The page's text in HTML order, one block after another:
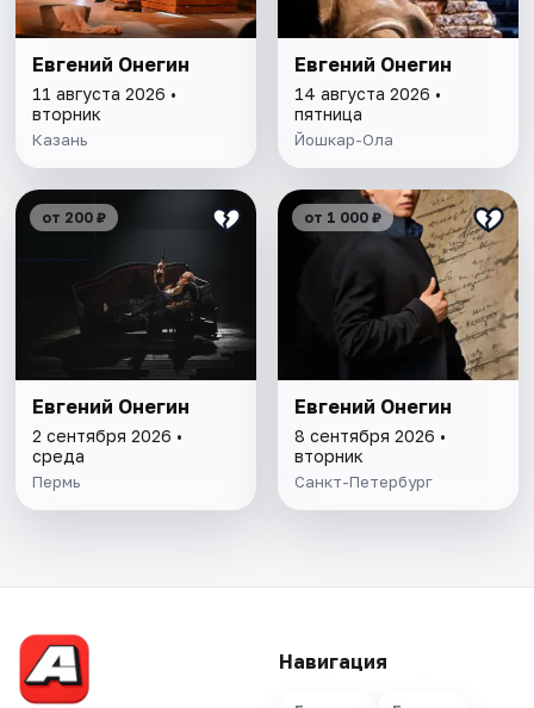
Евгений Онегин
11 августа 2026 •
вторник
Казань
Евгений Онегин
14 августа 2026 •
пятница
Йошкар-Ола
от 200 ₽
Евгений Онегин
2 сентября 2026 •
среда
Пермь
от 1 000 ₽
Евгений Онегин
8 сентября 2026 •
вторник
Санкт-Петербург
Навигация